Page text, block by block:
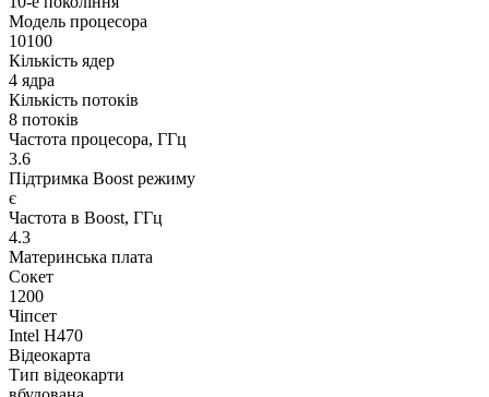
Модель процесора
10100
Кількість ядер
4 ядра
Кількість потоків
8 потоків
Частота процесора, ГГц
3.6
Підтримка Boost режиму
є
Частота в Boost, ГГц
4.3
Материнська плата
Сокет
1200
Чіпсет
Intel H470
Відеокарта
Тип відеокарти